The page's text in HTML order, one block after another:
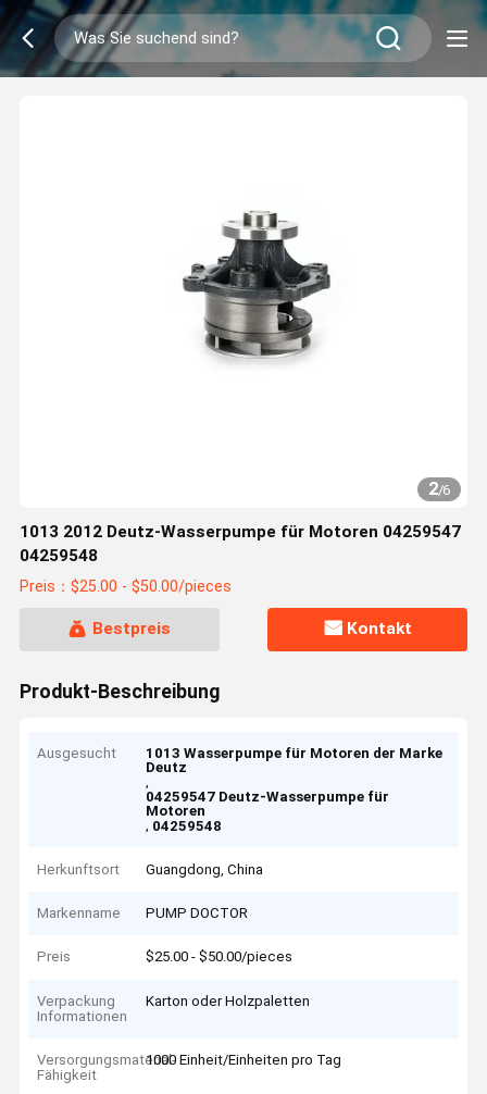
2/6
1013 2012 Deutz-Wasserpumpe für Motoren 04259547
04259548
Preis：$25.00 - $50.00/pieces
Bestpreis Kontakt
Produkt-Beschreibung
Ausgesucht
1013 Wasserpumpe für Motoren der Marke
Deutz
,
04259547 Deutz-Wasserpumpe für
Motoren
, 04259548
Herkunftsort Guangdong, China
Markenname PUMP DOCTOR
Preis $25.00 - $50.00/pieces
Verpackung
Informationen
Karton oder Holzpaletten
Versorgungsmaterial-
Fähigkeit
1000 Einheit/Einheiten pro Tag